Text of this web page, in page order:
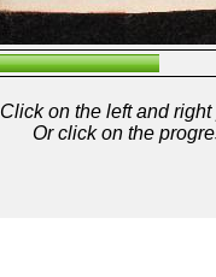
Click on the left and
Or click on the